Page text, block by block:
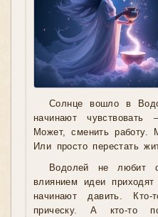
Солнце вошло в
начинают чувствовать
Может, сменить работу.
Или просто перестать
Водолей не любит
влиянием идеи
начинают давить.
прическу. А кто-то